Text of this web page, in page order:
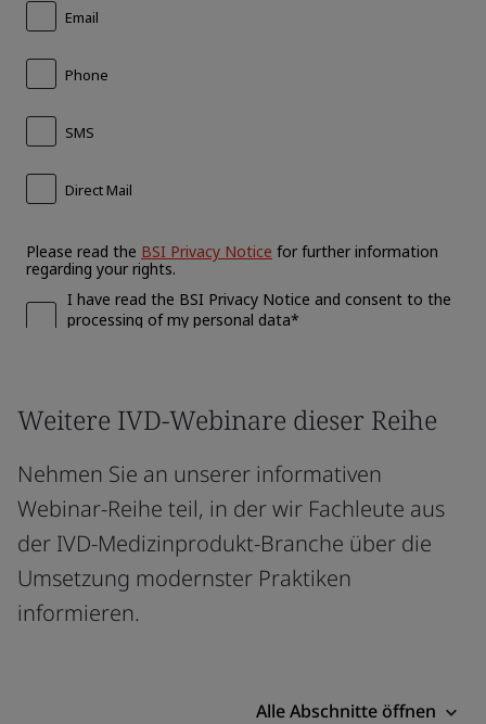
Weitere IVD-Webinare dieser Reihe
Nehmen Sie an unserer informativen
Webinar-Reihe teil, in der wir Fachleute aus
der IVD-Medizinprodukt-Branche über die
Umsetzung modernster Praktiken
informieren.
Alle Abschnitte öffnen